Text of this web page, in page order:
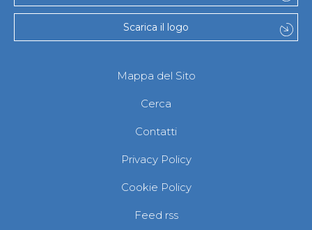
Scarica il logo
Mappa del Sito
Cerca
Contatti
Privacy Policy
Cookie Policy
Feed rss